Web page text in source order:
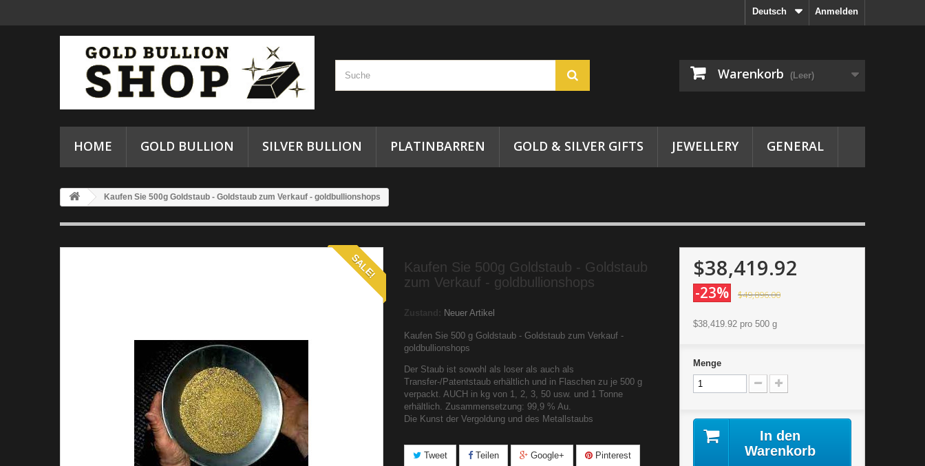
Anmelden
Deutsch
Warenkorb (Leer)
HOME GOLD BULLION SILVER BULLION PLATINBARREN GOLD & SILVER GIFTS JEWELLERY GENERAL
Kaufen Sie 500g Goldstaub - Goldstaub zum Verkauf - goldbullionshops
SALE!
Kaufen Sie 500g Goldstaub - Goldstaub
zum Verkauf - goldbullionshops
Zustand: Neuer Artikel
Kaufen Sie 500 g Goldstaub - Goldstaub zum Verkauf -
goldbullionshops
Der Staub ist sowohl als loser als auch als
Transfer-/Patentstaub erhältlich und in Flaschen zu je 500 g
verpackt. AUCH in kg von 1, 2, 3, 50 usw. und 1 Tonne
erhältlich. Zusammensetzung: 99,9 % Au.
Die Kunst der Vergoldung und des Metallstaubs
Tweet Teilen Google+ Pinterest
$38,419.92
-23% $49,896.00
$38,419.92pro 500 g
Menge
In den
Warenkorb